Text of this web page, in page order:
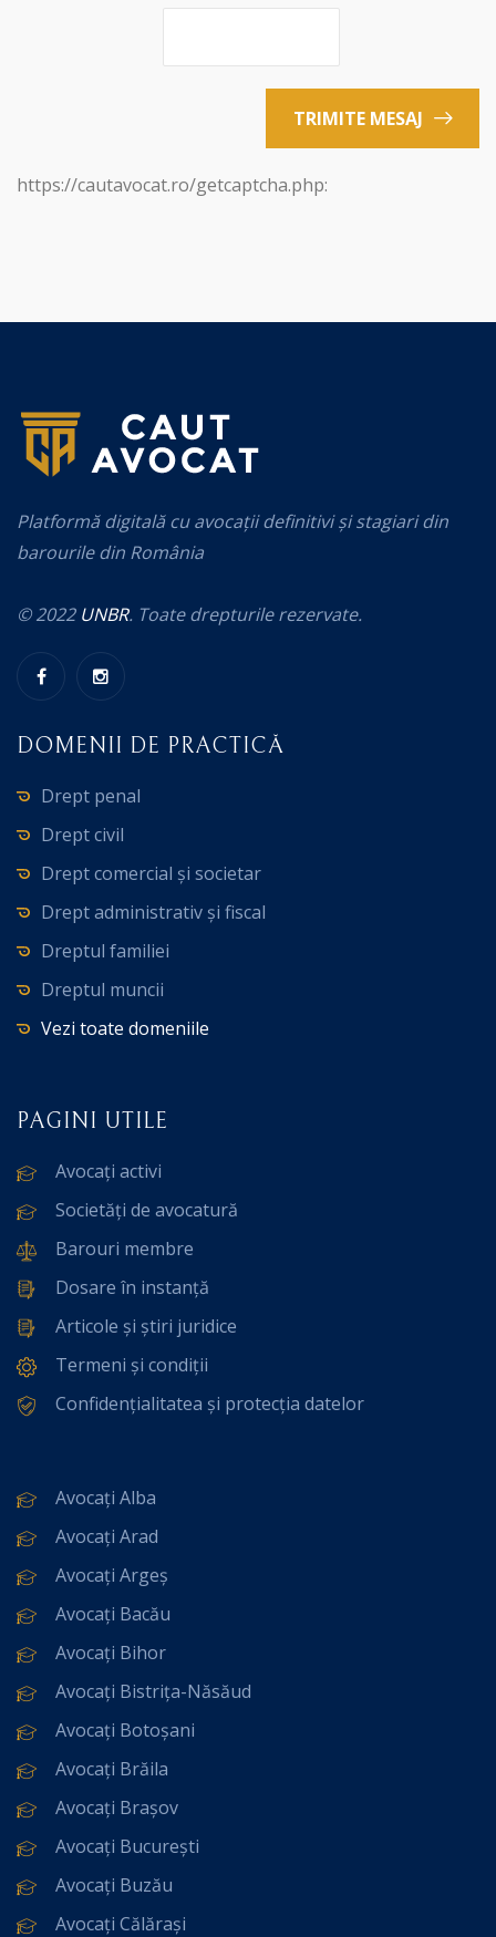
TRIMITE MESAJ
https://cautavocat.ro/getcaptcha.php:
Platformă digitală cu avocații definitivi și stagiari din
barourile din România
© 2022 UNBR. Toate drepturile rezervate.
DOMENII DE PRACTICĂ
Drept penal
Drept civil
Drept comercial și societar
Drept administrativ și fiscal
Dreptul familiei
Dreptul muncii
Vezi toate domeniile
PAGINI UTILE
Avocați activi
Societăți de avocatură
Barouri membre
Dosare în instanță
Articole și știri juridice
Termeni și condiții
Confidențialitatea și protecția datelor
Avocați Alba
Avocați Arad
Avocați Argeș
Avocați Bacău
Avocați Bihor
Avocați Bistrița-Năsăud
Avocați Botoșani
Avocați Brăila
Avocați Brașov
Avocați București
Avocați Buzău
Avocați Călărași